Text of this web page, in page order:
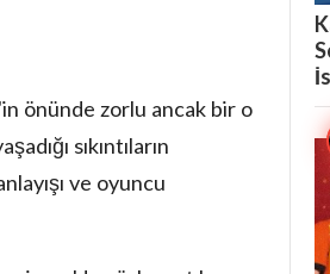
önünde zorlu ancak bir o
sıkıntıların
ve oyuncu